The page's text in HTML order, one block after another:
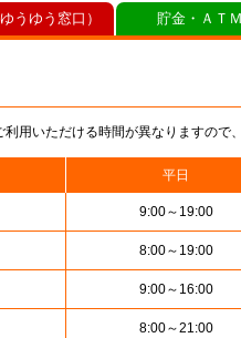
用いただける時間が異なりますので
平日
9:00～19:00
8:00～19:00
9:00～16:00
8:00～21:00
うゆう窓口） 貯金・ＡＴ